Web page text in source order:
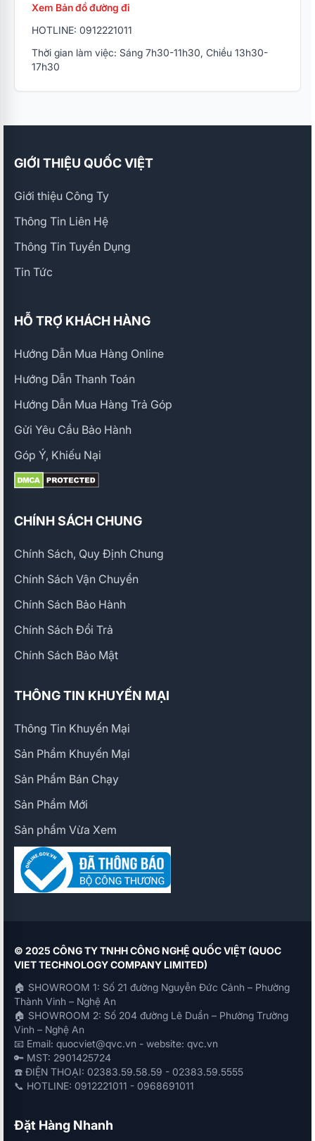
Xem Bản đồ đường đi
HOTLINE: 0912221011
Thời gian làm việc: Sáng 7h30-11h30, Chiều 13h30-
17h30
GIỚI THIỆU QUỐC VIỆT
Giới thiệu Công Ty
Thông Tin Liên Hệ
Thông Tin Tuyển Dụng
Tin Tức
HỖ TRỢ KHÁCH HÀNG
Hướng Dẫn Mua Hàng Online
Hướng Dẫn Thanh Toán
Hướng Dẫn Mua Hàng Trả Góp
Gửi Yêu Cầu Bảo Hành
Góp Ý, Khiếu Nại
CHÍNH SÁCH CHUNG
Chính Sách, Quy Định Chung
Chính Sách Vận Chuyển
Chính Sách Bảo Hành
Chính Sách Đổi Trả
Chính Sách Bảo Mật
THÔNG TIN KHUYẾN MẠI
Thông Tin Khuyến Mại
Sản Phẩm Khuyến Mại
Sản Phẩm Bán Chạy
Sản Phẩm Mới
Sản phẩm Vừa Xem
© 2025 CÔNG TY TNHH CÔNG NGHỆ QUỐC VIỆT (QUOC
VIET TECHNOLOGY COMPANY LIMITED)
🏠 SHOWROOM 1: Số 21 đường Nguyễn Đức Cảnh – Phường
Thành Vinh – Nghệ An
🏠 SHOWROOM 2: Số 204 đường Lê Duẩn – Phường Trường
Vinh – Nghệ An
📧 Email: quocviet@qvc.vn - website: qvc.vn
🔑 MST: 2901425724
☎️ ĐIỆN THOẠI: 02383.59.58.59 - 02383.59.5555
📞 HOTLINE: 0912221011 - 0968691011
Đặt Hàng Nhanh